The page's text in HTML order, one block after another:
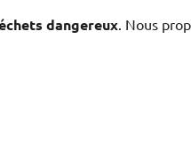
dangereux. Nous